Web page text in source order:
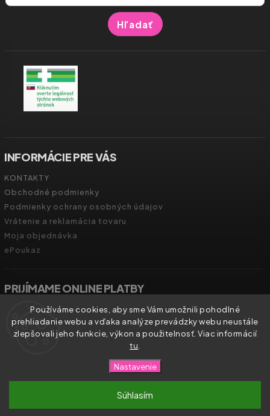
Používáme cookies, aby sme Vám umožnili pohodlné
prehliadanie webu a vďaka analýze prevádzky webu neustále
zlepšovali jeho funkcie, výkon a použitelnosť. Viac informácií
tu
Nastavenie
Súhlasím
Hľadať
INFORMÁCIE PRE VÁS
KONTAKTY
Obchodné podmienky
Podmienky ochrany osobných údajov
Vrátenie a reklamácia tovaru
Moja objednávka
ePoukaz
PRIJÍMAME ONLINE PLATBY
Zdravíčko.shop. Všetky práva vyhradené.
Shoptet| DesignShoptak.cz.